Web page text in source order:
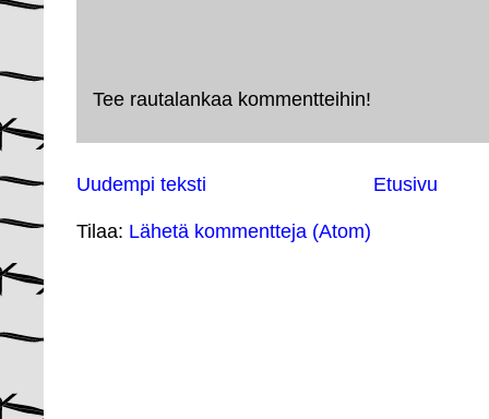
Tee rautalankaa kommentteihin!
Uudempi teksti Etusivu
Tilaa: Lähetä kommentteja (Atom)